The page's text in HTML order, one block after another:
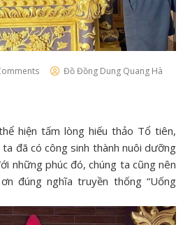
Đồ Đồng Dung Quang Hà
hiện tấm lòng hiếu thảo Tổ tiên,
đã có công sinh thành nuôi dưỡng
những phúc đó, chúng ta cũng nên
đúng nghĩa truyền thống “Uống